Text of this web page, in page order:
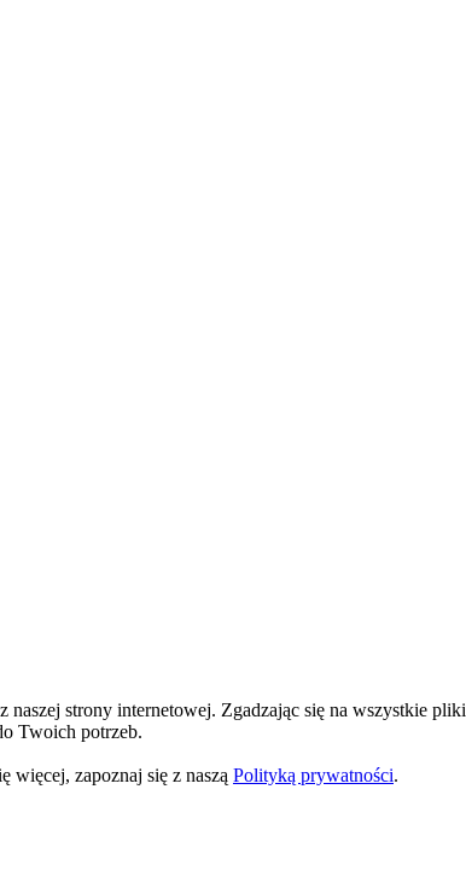
strony internetowej. Zgadzając się na wszystkie
Twoich potrzeb.
zapoznaj się z naszą Polityką prywatności.